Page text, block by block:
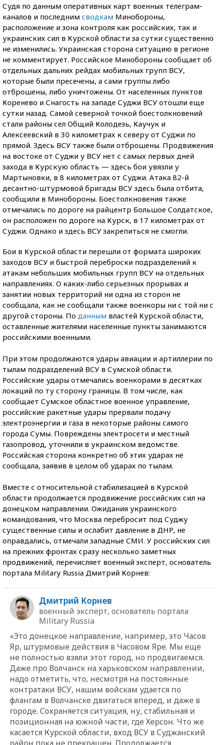
Судя по данным оперативных карт военных телеграм-
каналов и последним сводкам Минобороны,
расположение и зона контроля как российских, так и
украинских сил в Курской области за сутки существенно
не изменились. Украинская сторона ситуацию в регионе
не комментирует. Российское Минобороны сообщает об
отдельных дальних рейдах мобильных групп ВСУ,
которые были пресечены, а сами группы либо
отброшены, либо уничтожены. От населенных пунктов
Коренево и Снагость на западе Суджи ВСУ отошли еще
сутки назад. Самой северной точкой боестолкновений
стали районы сел Общий Колодезь, Каучук и
Алексеевский в 30 километрах к северу от Суджи по
прямой. Здесь ВСУ также были отброшены. Продвижения
на востоке от Суджи у ВСУ нет с самых первых дней
захода в Курскую область — здесь бои увязли у
Мартыновки, в 8 километрах от Суджи. Атака 82-й
десантно-штурмовой бригады ВСУ здесь была отбита,
сообщили в Минобороны. Боестолкновения также
отмечались по дороге на райцентр Большое Солдатское,
он расположен по дороге на Курск, в 17 километрах от
Суджи. Однако и здесь ВСУ закрепиться не смогли.
Бои в Курской области перешли от формата широких
заходов ВСУ и быстрой переброски подразделений к
атакам небольших мобильных групп ВСУ на отдельных
направлениях. О каких-либо серьезных прорывах и
занятии новых территорий ни одна из сторон не
сообщала, как не сообщали также военкоры ни с той ни с
другой стороны. По данным властей Курской области,
оставленные жителями населенные пункты занимаются
российскими военными.
При этом продолжаются удары авиации и артиллерии по
тылам подразделений ВСУ в Сумской области.
Российские удары отмечались военкорами в десятках
локаций по ту сторону границы. В том числе, как
сообщает Сумское областное военное управление,
российские ракетные удары прервали подачу
электроэнергии и газа в некоторые районы самого
города Сумы. Повреждены электросети и местный
газопровод, уточнили в украинском ведомстве.
Российская сторона конкретно об этих ударах не
сообщала, заявив в целом об ударах по тылам.
Вместе с относительной стабилизацией в Курской
области продолжается продвижение российских сил на
донецком направлении. Ожидания украинского
командования, что Москва перебросит под Суджу
существенные силы и ослабит давление в ДНР, не
оправдались, отмечали западные СМИ. У российских сил
на прежних фронтах сразу несколько заметных
продвижений, перечисляет военный эксперт, основатель
портала Military Russia Дмитрий Корнев:
Дмитрий Корнев
военный эксперт, основатель портала
Military Russia
«Это донецкое направление, например, это Часов
Яр, штурмовые действия в Часовом Яре. Мы еще
не полностью взяли этот город, но продвигаемся.
Даже про Волчанск на харьковском направлении,
надо отметить, что, несмотря на постоянные
контратаки ВСУ, нашим войскам удается по
флангам в Волчанске двигаться вперед, и даже в
городе. Сохраняется ситуация, ну, стабильная и
позиционная на южной части, где Херсон. Что же
касается Курской области, вход ВСУ в Суджанский